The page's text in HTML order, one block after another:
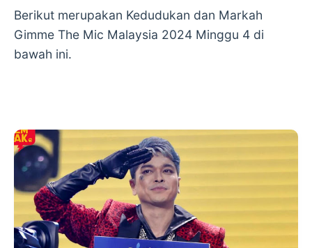
Berikut merupakan Kedudukan dan Markah
Gimme The Mic Malaysia 2024 Minggu 4 di
bawah ini.